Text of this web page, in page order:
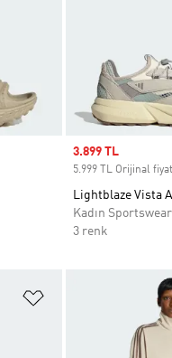
Sale price
3.899 TL
5.999 TL Orijinal fiyat
Lightblaze Vista
Kadın Sportswear
3 renk
Favori Listesine